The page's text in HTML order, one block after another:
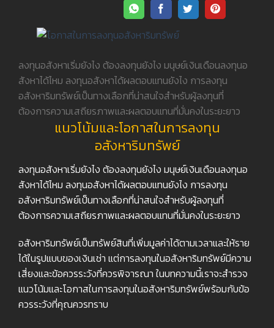
ลงทุนอสังหาเริ่มยังไง ต้องลงทุนยังไง มนุษย์เงินเดือนลงทุนอ
สังหาได้ไหม ลงทุนอสังหาได้ผลตอบแทนยังไง การลงทุน
อสังหาริมทรัพย์เป็นทางเลือกที่น่าสนใจสำหรับผู้ลงทุนที่
ต้องการความเสถียรภาพและผลตอบแทนที่มั่นคงในระยะยาว
แนวโน้มและโอกาสในการลงทุน
อสังหาริมทรัพย์
ลงทุนอสังหาเริ่มยังไง ต้องลงทุนยังไง มนุษย์เงินเดือนลงทุนอ
สังหาได้ไหม ลงทุนอสังหาได้ผลตอบแทนยังไง การลงทุน
อสังหาริมทรัพย์เป็นทางเลือกที่น่าสนใจสำหรับผู้ลงทุนที่
ต้องการความเสถียรภาพและผลตอบแทนที่มั่นคงในระยะยาว
อสังหาริมทรัพย์เป็นทรัพย์สินที่เพิ่มมูลค่าได้ตามเวลาและให้ราย
ได้ในรูปแบบของเงินเช่า แต่การลงทุนในอสังหาริมทรัพย์มีความ
เสี่ยงและข้อควรระวังที่ควรพิจารณา ในบทความนี้เราจะสำรวจ
แนวโน้มและโอกาสในการลงทุนในอสังหาริมทรัพย์พร้อมกับข้อ
ควรระวังที่คุณควรทราบ